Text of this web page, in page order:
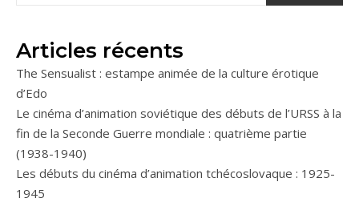
Articles récents
The Sensualist : estampe animée de la culture érotique
d’Edo
Le cinéma d’animation soviétique des débuts de l’URSS à la
fin de la Seconde Guerre mondiale : quatrième partie
(1938-1940)
Les débuts du cinéma d’animation tchécoslovaque : 1925-
1945